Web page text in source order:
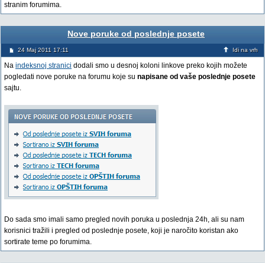
stranim forumima.
Nove poruke od poslednje posete
24 Maj 2011 17:11 Idi na vrh
Na indeksnoj stranici dodali smo u desnoj koloni linkove preko kojih možete
pogledati nove poruke na forumu koje su napisane od vaše poslednje posete
sajtu.
Do sada smo imali samo pregled novih poruka u poslednja 24h, ali su nam
korisnici tražili i pregled od poslednje posete, koji je naročito koristan ako
sortirate teme po forumima.